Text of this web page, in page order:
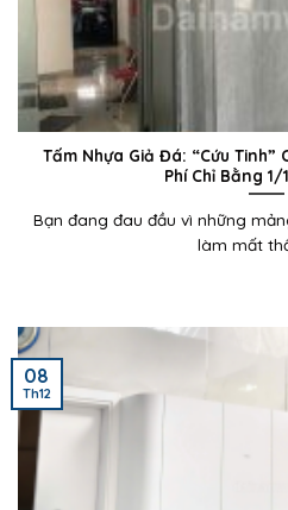
Tấm Nhựa Giả Đá: “Cứu Tinh”
Phí Chỉ Bằng
Bạn đang đau đầu vì những
làm mất
08
Th12